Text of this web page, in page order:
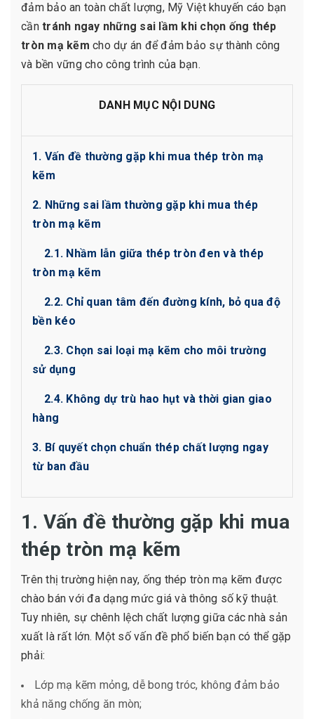
đảm bảo an toàn chất lượng, Mỹ Việt khuyến cáo bạn
cầntránh ngay những sai lầm khi chọn ống thép
tròn mạ kẽm cho dự án để đảm bảo sự thành công
và bền vững cho công trình của bạn.
DANH MỤC NỘI DUNG
1. Vấn đề thường gặp khi mua thép tròn mạ
kẽm
2. Những sai lầm thường gặp khi mua thép
tròn mạ kẽm
2.1. Nhầm lẫn giữa thép tròn đen và thép
tròn mạ kẽm
2.2. Chỉ quan tâm đến đường kính, bỏ qua độ
bền kéo
2.3. Chọn sai loại mạ kẽm cho môi trường
sử dụng
2.4. Không dự trù hao hụt và thời gian giao
hàng
3. Bí quyết chọn chuẩn thép chất lượng ngay
từ ban đầu
1. Vấn đề thường gặp khi mua
thép tròn mạ kẽm
Trên thị trường hiện nay, ống thép tròn mạ kẽm được
chào bán với đa dạng mức giá và thông số kỹ thuật.
Tuy nhiên, sự chênh lệch chất lượng giữa các nhà sản
xuất là rất lớn. Một số vấn đề phổ biến bạn có thể gặp
phải:
Lớp mạ kẽm mỏng, dễ bong tróc, không đảm bảo
khả năng chống ăn mòn;